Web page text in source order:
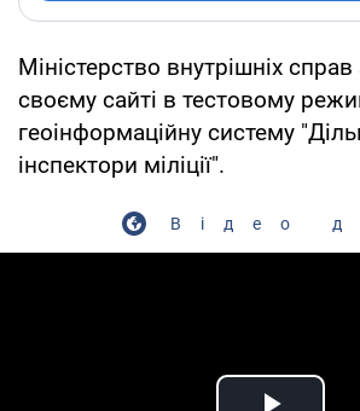
Міністерство внутрішніх
своєму сайті в тестовому
геоінформаційну систему
інспектори міліції".
Відео